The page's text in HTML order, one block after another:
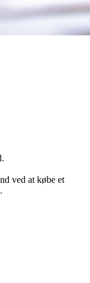
ved at købe et
.